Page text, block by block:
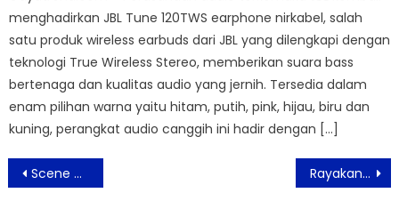
menghadirkan JBL Tune 120TWS earphone nirkabel, salah
satu produk wireless earbuds dari JBL yang dilengkapi dengan
teknologi True Wireless Stereo, memberikan suara bass
bertenaga dan kualitas audio yang jernih. Tersedia dalam
enam pilihan warna yaitu hitam, putih, pink, hijau, biru dan
kuning, perangkat audio canggih ini hadir dengan […]
Post
navigation
Scene of Wonders Hadirkan Wewangian Mewah yang Natural Rayakan 78 Tahun RI , Aviary Bintaro Berikan Penawaran Istimewa